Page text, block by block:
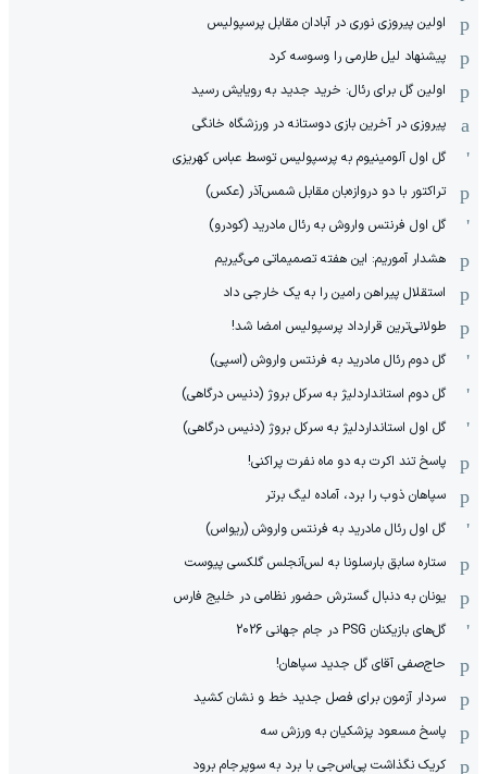
اولین پیروزی نوری در آبادان مقابل پرسپولیس
پیشنهاد لیل طارمی را وسوسه کرد
اولین گل برای رئال: خرید جدید به رویایش رسید
پیروزی در آخرین بازی دوستانه در ورزشگاه خانگی
گل اول آلومینیوم به پرسپولیس توسط عباس کهریزی
تراکتور با دو دروازه‌بان مقابل شمس‌آذر (عکس)
گل اول فرنتس واروش به رئال مادرید (کودرو)
هشدار آموریم: این هفته تصمیماتی می‌گیریم
استقلال پیراهن رامین را به یک خارجی داد
طولانی‌ترین قرارداد پرسپولیس امضا شد!
گل دوم رئال مادرید به فرنتس واروش (اسپی)
گل دوم استانداردلیژ به سرکل بروژ (دنیس درگاهی)
گل اول استانداردلیژ به سرکل بروژ (دنیس درگاهی)
پاسخ تند اکرت به دو ماه نفرت پراکنی!
سپاهان ذوب را برد، آماده لیگ برتر
گل اول رئال مادرید به فرنتس واروش (ریواس)
ستاره سابق بارسلونا به لس‌آنجلس گلکسی پیوست
یونان به دنبال گسترش حضور نظامی در خلیج فارس
گل‌های بازیکنان PSG در جام جهانی 2026
حاج‌صفی آقای گل جدید سپاهان!
سردار آزمون برای فصل جدید خط و نشان کشید
پاسخ مسعود پزشکیان به ورزش سه
کریک نگذاشت پی‌اس‌جی با برد به سوپرجام برود